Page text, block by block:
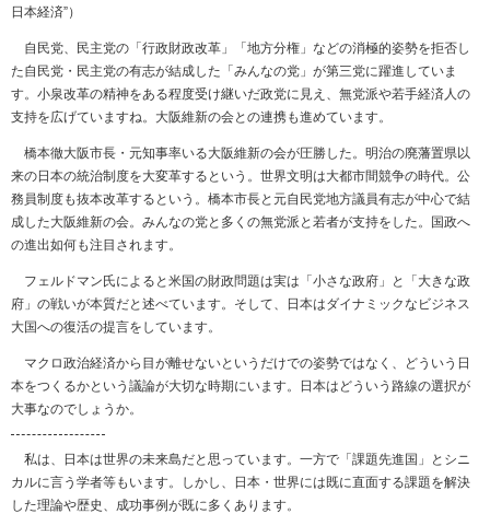
日本経済”）
自民党、民主党の「行政財政改革」「地方分権」などの消極的姿勢を拒否し
た自民党・民主党の有志が結成した「みんなの党」が第三党に躍進していま
す。小泉改革の精神をある程度受け継いだ政党に見え、無党派や若手経済人の
支持を広げていますね。大阪維新の会との連携も進めています。
橋本徹大阪市長・元知事率いる大阪維新の会が圧勝した。明治の廃藩置県以
来の日本の統治制度を大変革するという。世界文明は大都市間競争の時代。公
務員制度も抜本改革するという。橋本市長と元自民党地方議員有志が中心で結
成した大阪維新の会。みんなの党と多くの無党派と若者が支持をした。国政へ
の進出如何も注目されます。
フェルドマン氏によると米国の財政問題は実は「小さな政府」と「大きな政
府」の戦いが本質だと述べています。そして、日本はダイナミックなビジネス
大国への復活の提言をしています。
マクロ政治経済から目が離せないというだけでの姿勢ではなく、どういう日
本をつくるかという議論が大切な時期にいます。日本はどういう路線の選択が
大事なのでしょうか。
私は、日本は世界の未来島だと思っています。一方で「課題先進国」とシニ
カルに言う学者等もいます。しかし、日本・世界には既に直面する課題を解決
した理論や歴史、成功事例が既に多くあります。